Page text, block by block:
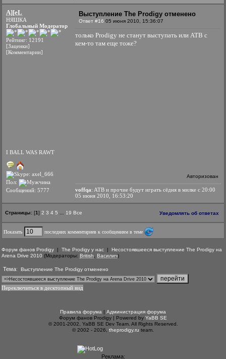
A][eL
НЯШКА
Глобальный Модератор
Рейтинг: 12191
[Заценки]
[Комментарии]
I BALL WAS RAWT
Пол:
Сообщений: 5777
Выступление The Prodigy отменено
Ответ #16 05 июня 2010, 15:36:07
только Prodigy не станут выступать или АТВ с
кем-то там еще тоже?
Авторизован
voffqa: ATB и прочие будут играть сёдня в милке с 20:00
05 июня 2010, 16:53:20
Страницы: [1] 2 3 4 5 19 Все Уведомлять об ответах
Показать последних комментариев к сообщениям в теме
Форум фанов Prodigy | The Prodigy у нас | Несостоявшееся выступление The Prodigy на
Arena Drive 2010 (Модераторы: British Василич)
Тема: Выступление The Prodigy отменено
Переключиться в десктопный вид
Правила форума | Администрация форума
Форум фанов Prodigy | Powered by YaBB SE
© 2001-2002, YaBB SE Dev Team. All Rights Reserved.
© 2002 - 2026, theprodigy.ru team.
Реклама: